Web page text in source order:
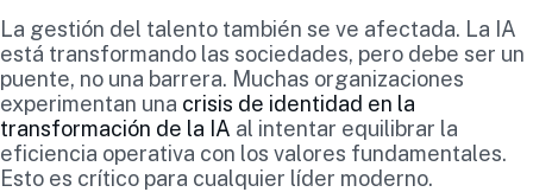
La gestión del talento también se ve afectada. La IA
está transformando las sociedades, pero debe ser un
puente, no una barrera. Muchas organizaciones
experimentan una crisis de identidad en la
transformación de la IA al intentar equilibrar la
eficiencia operativa con los valores fundamentales.
Esto es crítico para cualquier líder moderno.